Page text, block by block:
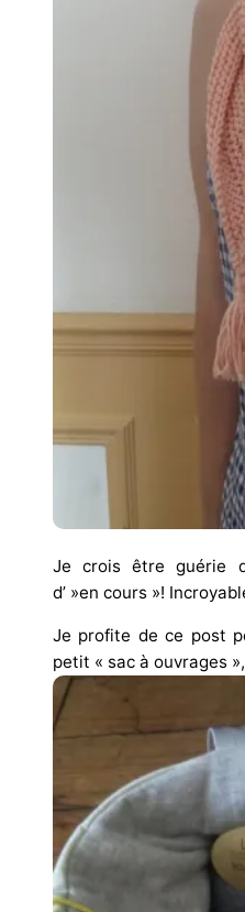
Je crois être guérie
d’ »en cours »!
Je profite de ce post
petit « sac à ouvrages